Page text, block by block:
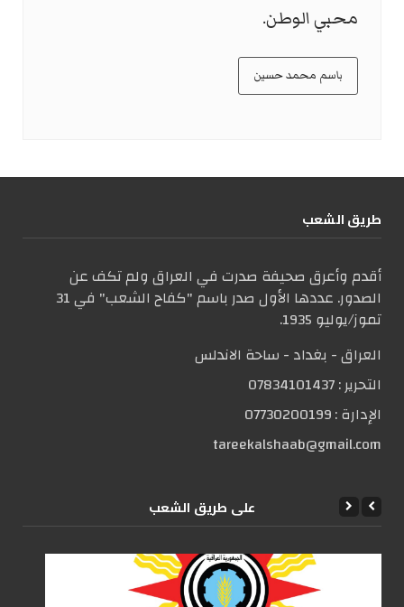
محبي الوطن.
باسم محمد حسين
طریق الشعب
أقدم وأعرق صحيفة صدرت في العراق ولم تكف عن
الصدور. عددها الأول صدر باسم "كفاح الشعب" في 31
تموز/يوليو 1935.
العراق - بغداد - ساحة الاندلس
التحریر :07834101437
الإدارة :07730200199
tareekalshaab@gmail.com
علی طریق الشعب